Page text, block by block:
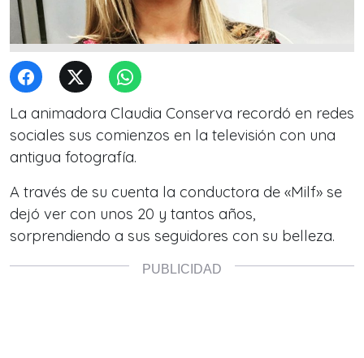
La animadora Claudia Conserva recordó en redes
sociales sus comienzos en la televisión con una
antigua fotografía.
A través de su cuenta la conductora de «Milf» se
dejó ver con unos 20 y tantos años,
sorprendiendo a sus seguidores con su belleza.